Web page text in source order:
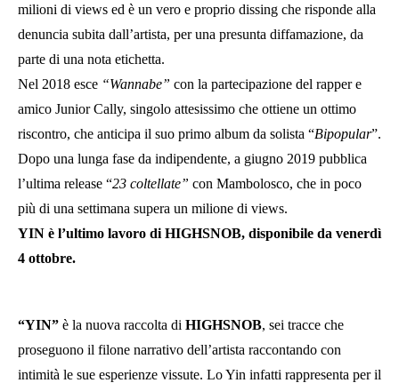
milioni di views ed è un vero e proprio dissing che risponde alla
denuncia subita dall’artista, per una presunta diffamazione, da
parte di una nota etichetta.
Nel 2018 esce “Wannabe” con la partecipazione del rapper e
amico Junior Cally, singolo attesissimo che ottiene un ottimo
riscontro, che anticipa il suo primo album da solista “Bipopular”.
Dopo una lunga fase da indipendente, a giugno 2019 pubblica
l’ultima release “23 coltellate” con Mambolosco, che in poco
più di una settimana supera un milione di views.
YIN è l’ultimo lavoro di HIGHSNOB, disponibile da venerdì
4 ottobre.
“YIN” è la nuova raccolta di HIGHSNOB, sei tracce che
proseguono il filone narrativo dell’artista raccontando con
intimità le sue esperienze vissute. Lo Yin infatti rappresenta per il